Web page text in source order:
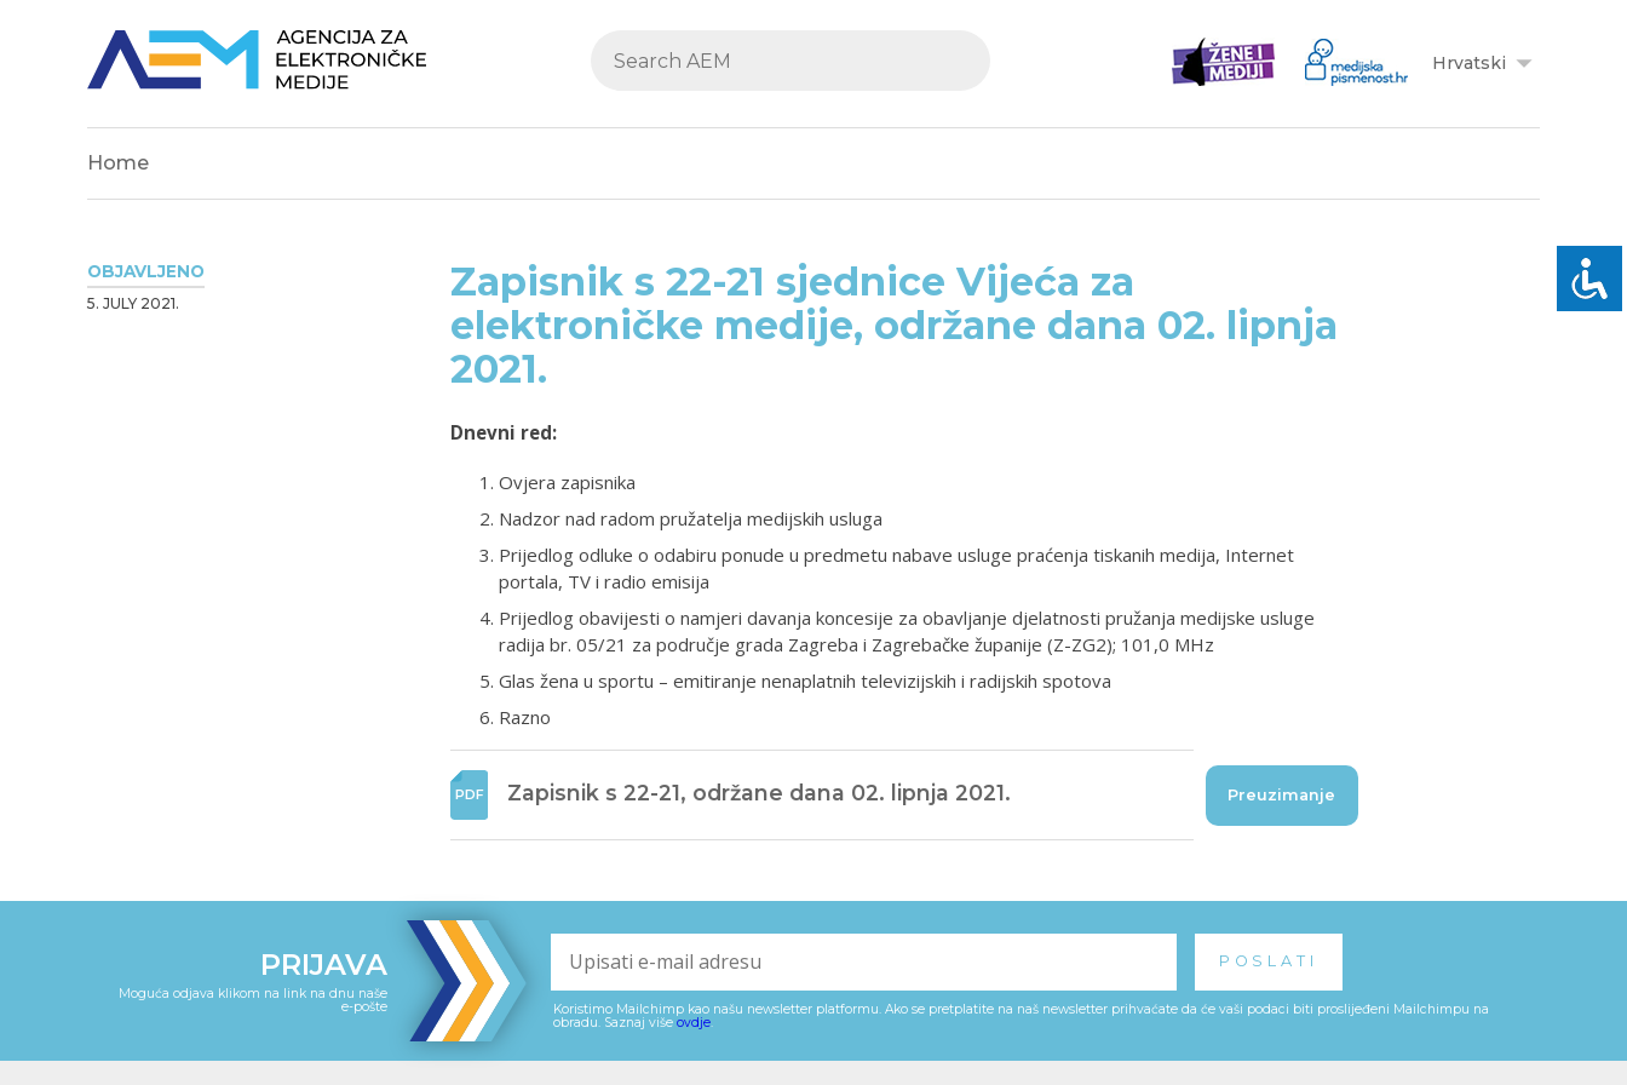
Hrvatski
Home
OBJAVLJENO
5. JULY 2021.
Zapisnik s 22-21 sjednice Vijeća za
elektroničke medije, održane dana 02. lipnja
2021.
Dnevni red:
Ovjera zapisnika
Nadzor nad radom pružatelja medijskih usluga
Prijedlog odluke o odabiru ponude u predmetu nabave usluge praćenja tiskanih medija, Internet
portala, TV i radio emisija
Prijedlog obavijesti o namjeri davanja koncesije za obavljanje djelatnosti pružanja medijske usluge
radija br. 05/21 za područje grada Zagreba i Zagrebačke županije (Z-ZG2); 101,0 MHz
Glas žena u sportu – emitiranje nenaplatnih televizijskih i radijskih spotova
Razno
Zapisnik s 22-21, održane dana 02. lipnja 2021. Preuzimanje
PRIJAVA
Moguća odjava klikom na link na dnu naše
e-pošte
Koristimo Mailchimp kao našu newsletter platformu. Ako se pretplatite na naš newsletter prihvaćate da će vaši podaci biti proslijeđeni Mailchimpu na
obradu. Saznaj više ovdje.